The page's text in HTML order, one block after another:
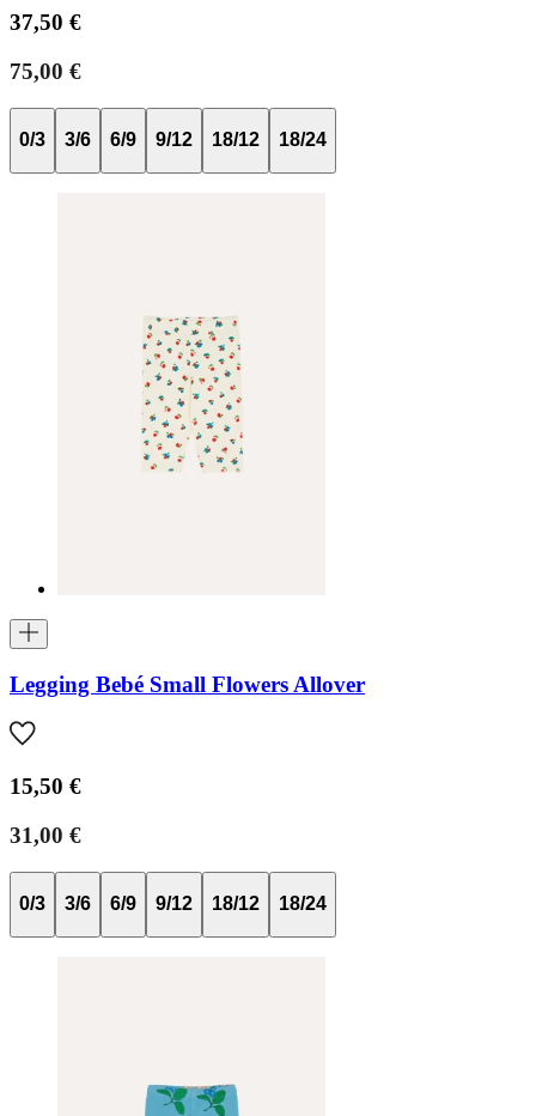
37,50 €
75,00 €
0/3 3/6 6/9 9/12 18/12 18/24
Legging Bebé Small Flowers Allover
15,50 €
31,00 €
0/3 3/6 6/9 9/12 18/12 18/24